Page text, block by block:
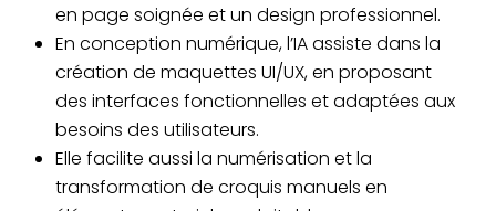
en page soignée et un design professionnel.
En conception numérique, l’IA assiste dans la
création de maquettes UI/UX, en proposant
des interfaces fonctionnelles et adaptées aux
besoins des utilisateurs.
Elle facilite aussi la numérisation et la
transformation de croquis manuels en